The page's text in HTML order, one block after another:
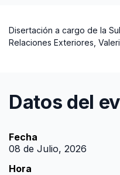
Disertación a cargo de la
Relaciones Exteriores,
Datos del
Fecha
08 de Julio, 2026
Hora